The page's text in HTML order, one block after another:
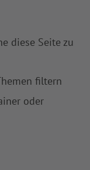
diese Seite zu
filtern
oder